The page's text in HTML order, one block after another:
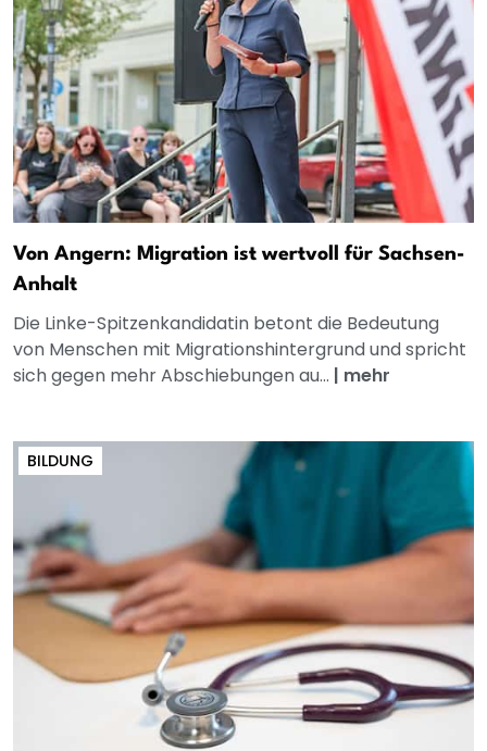
Von Angern: Migration ist wertvoll für Sachsen-
Anhalt
Die Linke-Spitzenkandidatin betont die Bedeutung
von Menschen mit Migrationshintergrund und spricht
sich gegen mehr Abschiebungen au... | mehr
BILDUNG